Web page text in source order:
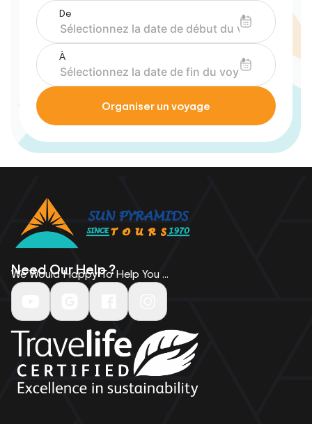
De
À
Organiser un voyage
Need Our Help ?
We Would Happy To Help You ...